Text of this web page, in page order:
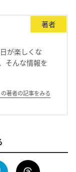
著者
が楽しくな
そんな情報を
の著者の記事をみる